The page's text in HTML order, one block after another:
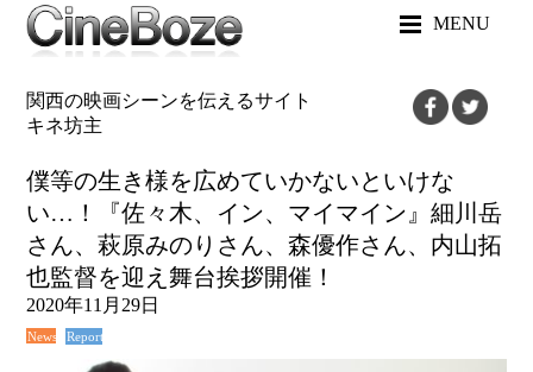
MENU
関西の映画シーンを伝えるサイト
キネ坊主
僕等の生き様を広めていかないといけな
い…！『佐々木、イン、マイマイン』細川岳
さん、萩原みのりさん、森優作さん、内山拓
也監督を迎え舞台挨拶開催！
2020年11月29日
News Report